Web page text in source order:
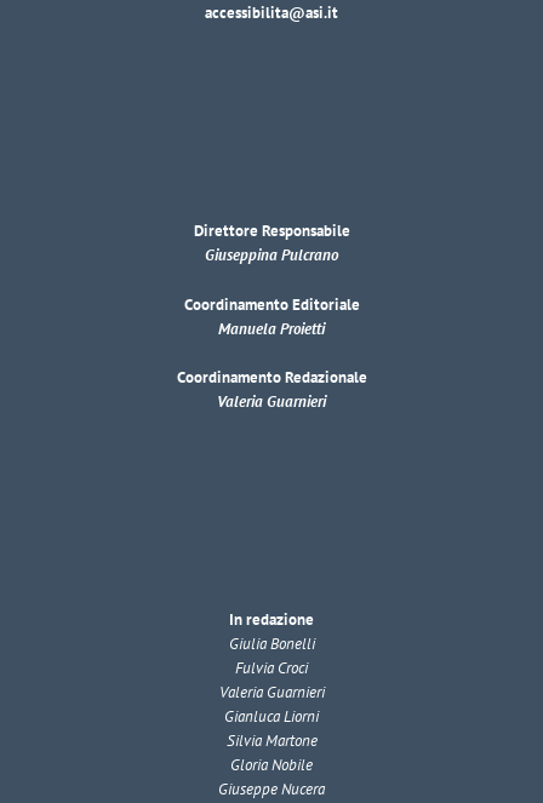
accessibilita@asi.it
Direttore Responsabile
Giuseppina Pulcrano
Coordinamento Editoriale
Manuela Proietti
Coordinamento Redazionale
Valeria Guarnieri
In redazione
Giulia Bonelli
Fulvia Croci
Valeria Guarnieri
Gianluca Liorni
Silvia Martone
Gloria Nobile
Giuseppe Nucera